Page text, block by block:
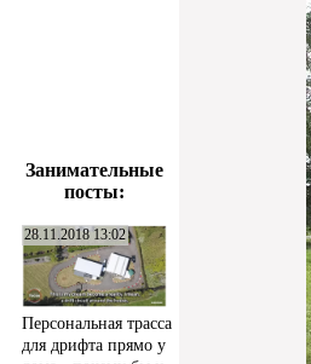
Занимательные
посты:
28.11.2018 13:02
Персональная трасса
для дрифта прямо у